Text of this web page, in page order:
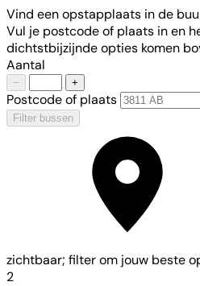
Vind een opstapplaats in de
Vul je postcode of plaats in en
dichtstbijzijnde opties komen
Aantal
− +
Postcode of plaats
Filter bussen
zichtbaar; filter om jouw beste
2